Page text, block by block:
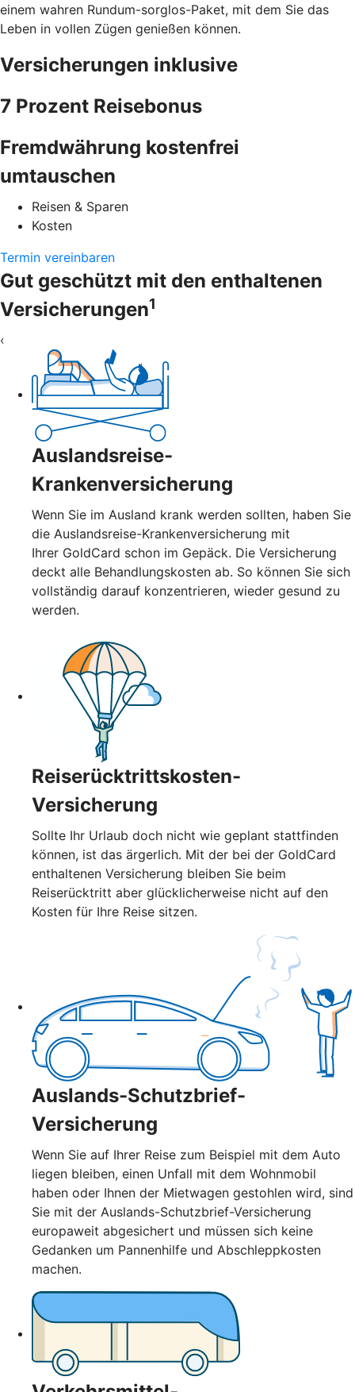
einem wahren Rundum-sorglos-Paket, mit dem Sie das
Leben in vollen Zügen genießen können.
Versicherungen inklusive
7 Prozent Reisebonus
Fremdwährung kostenfrei
umtauschen
Reisen & Sparen
Kosten
Termin vereinbaren
Gut geschützt mit den enthaltenen
Versicherungen1
‹
Auslandsreise-
Krankenversicherung
Wenn Sie im Ausland krank werden sollten, haben Sie
die Auslandsreise-Krankenversicherung mit
Ihrer GoldCard schon im Gepäck. Die Versicherung
deckt alle Behandlungskosten ab. So können Sie sich
vollständig darauf konzentrieren, wieder gesund zu
werden.
Reiserücktrittskosten-
Versicherung
Sollte Ihr Urlaub doch nicht wie geplant stattfinden
können, ist das ärgerlich. Mit der bei der GoldCard
enthaltenen Versicherung bleiben Sie beim
Reiserücktritt aber glücklicherweise nicht auf den
Kosten für Ihre Reise sitzen.
Auslands-Schutzbrief-
Versicherung
Wenn Sie auf Ihrer Reise zum Beispiel mit dem Auto
liegen bleiben, einen Unfall mit dem Wohnmobil
haben oder Ihnen der Mietwagen gestohlen wird, sind
Sie mit der Auslands-Schutzbrief-Versicherung
europaweit abgesichert und müssen sich keine
Gedanken um Pannenhilfe und Abschleppkosten
machen.